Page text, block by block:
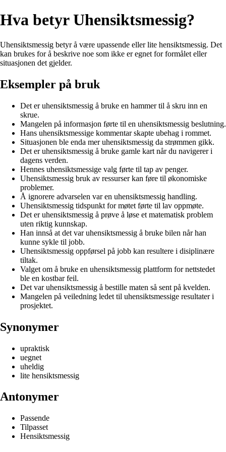
Hva betyr Uhensiktsmessig?
Uhensiktsmessig betyr å være upassende eller lite hensiktsmessig. Det
kan brukes for å beskrive noe som ikke er egnet for formålet eller
situasjonen det gjelder.
Eksempler på bruk
Det er uhensiktsmessig å bruke en hammer til å skru inn en
skrue.
Mangelen på informasjon førte til en uhensiktsmessig beslutning.
Hans uhensiktsmessige kommentar skapte ubehag i rommet.
Situasjonen ble enda mer uhensiktsmessig da strømmen gikk.
Det er uhensiktsmessig å bruke gamle kart når du navigerer i
dagens verden.
Hennes uhensiktsmessige valg førte til tap av penger.
Uhensiktsmessig bruk av ressurser kan føre til økonomiske
problemer.
Å ignorere advarselen var en uhensiktsmessig handling.
Uhensiktsmessig tidspunkt for møtet førte til lav oppmøte.
Det er uhensiktsmessig å prøve å løse et matematisk problem
uten riktig kunnskap.
Han innså at det var uhensiktsmessig å bruke bilen når han
kunne sykle til jobb.
Uhensiktsmessig oppførsel på jobb kan resultere i disiplinære
tiltak.
Valget om å bruke en uhensiktsmessig plattform for nettstedet
ble en kostbar feil.
Det var uhensiktsmessig å bestille maten så sent på kvelden.
Mangelen på veiledning ledet til uhensiktsmessige resultater i
prosjektet.
Synonymer
upraktisk
uegnet
uheldig
lite hensiktsmessig
Antonymer
Passende
Tilpasset
Hensiktsmessig